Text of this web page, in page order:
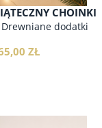
CHOINKI
Drewniane dodatki
ZŁ